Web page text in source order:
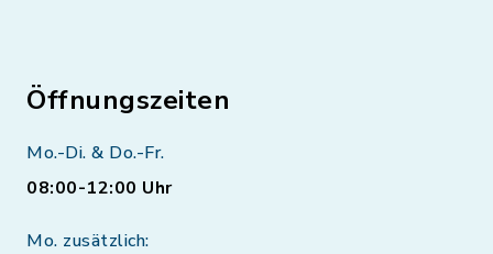
Öffnungszeiten
Mo.-Di. & Do.-Fr.
08:00-12:00 Uhr
Mo. zusätzlich: